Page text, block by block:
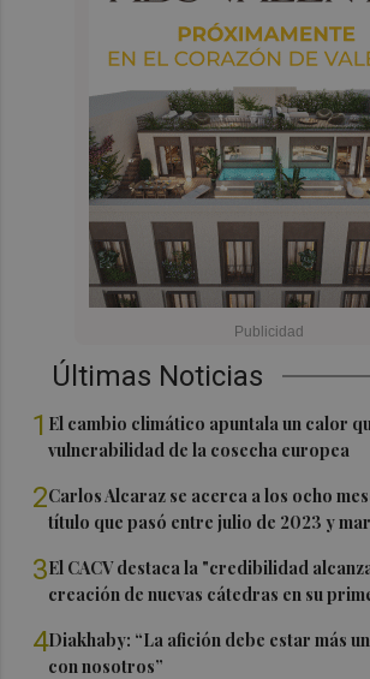
Últimas Noticias
1 El cambio climático apuntala un calor
vulnerabilidad de la cosecha europea
2Carlos Alcaraz se acerca a los ocho
título que pasó entre julio de 2023 y
3El CACV destaca la "credibilidad
creación de nuevas cátedras en su
4Diakhaby: “La afición debe estar más
con nosotros”